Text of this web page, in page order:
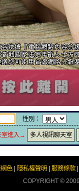
性別：
室進入→ 多人視訊聊天室
色| 隱私權聲明 服務條款
COPYRIGHT ©